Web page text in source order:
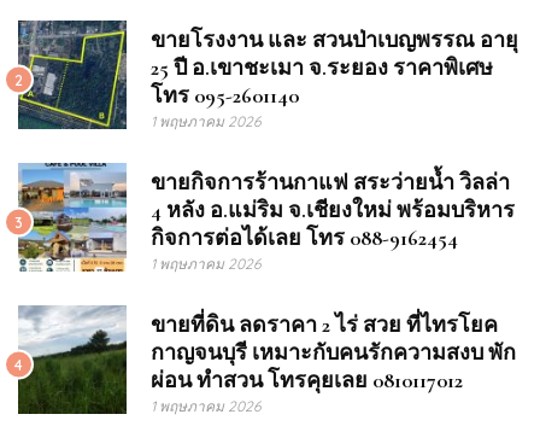
2
ขายโรงงาน และ สวนป่าเบญพรรณ อายุ
25 ปี อ.เขาชะเมา จ.ระยอง ราคาพิเศษ
โทร 095-2601140
1 พฤษภาคม 2026
3
ขายกิจการร้านกาแฟ สระว่ายน้ำ วิลล่า
4 หลัง อ.แม่ริม จ.เชียงใหม่ พร้อมบริหาร
กิจการต่อได้เลย โทร 088-9162454
1 พฤษภาคม 2026
4
ขายที่ดิน ลดราคา 2 ไร่ สวย ที่ไทรโยค
กาญจนบุรี เหมาะกับคนรักความสงบ พัก
ผ่อน ทำสวน โทรคุยเลย 0810117012
1 พฤษภาคม 2026